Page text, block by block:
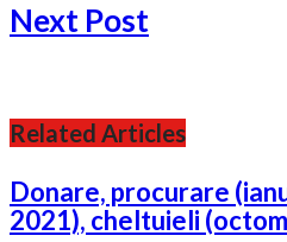
Next Post
Related Articles
Donare, procurare
2021), cheltuieli